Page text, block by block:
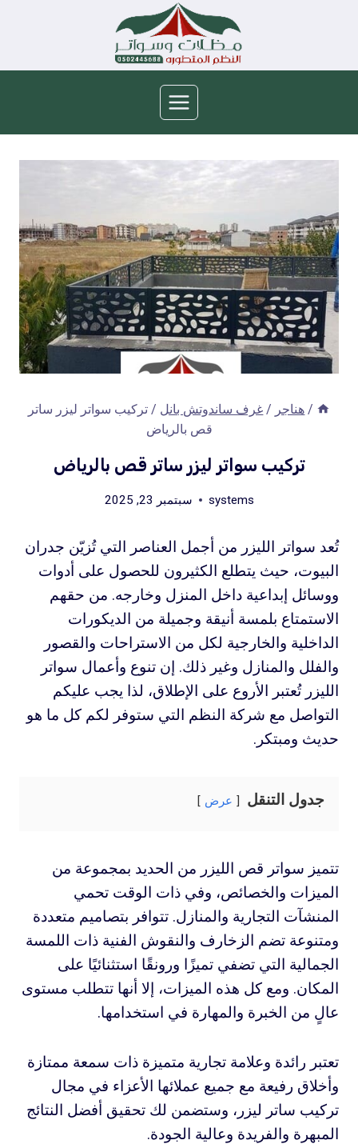
/ هناجر / غرف ساندوتش بانل / تركيب سواتر ليزر ساتر
قص بالرياض
تركيب سواتر ليزر ساتر قص بالرياض
systems سبتمبر 23, 2025
تُعد سواتر الليزر من أجمل العناصر التي تُزيّن جدران
البيوت، حيث يتطلع الكثيرون للحصول على أدوات
ووسائل إبداعية داخل المنزل وخارجه. من حقهم
الاستمتاع بلمسة أنيقة وجميلة من الديكورات
الداخلية والخارجية لكل من الاستراحات والقصور
والفلل والمنازل وغير ذلك. إن تنوع وأعمال سواتر
الليزر تُعتبر الأروع على الإطلاق، لذا يجب عليكم
التواصل مع شركة النظم التي ستوفر لكم كل ما هو
حديث ومبتكر.
جدول التنقل عرض
تتميز سواتر قص الليزر من الحديد بمجموعة من
الميزات والخصائص، وفي ذات الوقت تحمي
المنشآت التجارية والمنازل. تتوافر بتصاميم متعددة
ومتنوعة تضم الزخارف والنقوش الفنية ذات اللمسة
الجمالية التي تضفي تميزًا ورونقًا استثنائيًا على
المكان. ومع كل هذه الميزات، إلا أنها تتطلب مستوى
عالٍ من الخبرة والمهارة في استخدامها.
تعتبر رائدة وعلامة تجارية متميزة ذات سمعة ممتازة
وأخلاق رفيعة مع جميع عملائها الأعزاء في مجال
تركيب ساتر ليزر، وستضمن لك تحقيق أفضل النتائج
المبهرة والفريدة وعالية الجودة.